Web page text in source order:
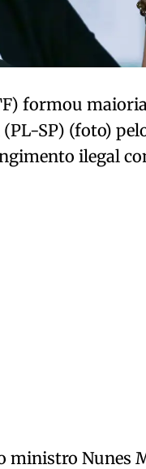
formou
SP) (foto)
ilegal
ministro Nunes